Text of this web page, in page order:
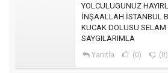
YOLCULUGUNUZ
İNŞAALLAH İSTANBUL
KUCAK DOLUSU SELAM
SAYGILARIMLA
Yanıtla (0) (0)